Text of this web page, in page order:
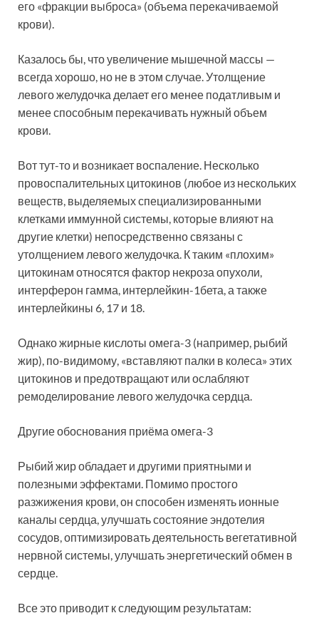
его «фракции выброса» (объема перекачиваемой
крови).
Казалось бы, что увеличение мышечной массы —
всегда хорошо, но не в этом случае. Утолщение
левого желудочка делает его менее податливым и
менее способным перекачивать нужный объем
крови.
Вот тут-то и возникает воспаление. Несколько
провоспалительных цитокинов (любое из нескольких
веществ, выделяемых специализированными
клетками иммунной системы, которые влияют на
другие клетки) непосредственно связаны с
утолщением левого желудочка. К таким «плохим»
цитокинам относятся фактор некроза опухоли,
интерферон гамма, интерлейкин-1бета, а также
интерлейкины 6, 17 и 18.
Однако жирные кислоты омега-3 (например, рыбий
жир), по-видимому, «вставляют палки в колеса» этих
цитокинов и предотвращают или ослабляют
ремоделирование левого желудочка сердца.
Другие обоснования приёма омега-3
Рыбий жир обладает и другими приятными и
полезными эффектами. Помимо простого
разжижения крови, он способен изменять ионные
каналы сердца, улучшать состояние эндотелия
сосудов, оптимизировать деятельность вегетативной
нервной системы, улучшать энергетический обмен в
сердце.
Все это приводит к следующим результатам: